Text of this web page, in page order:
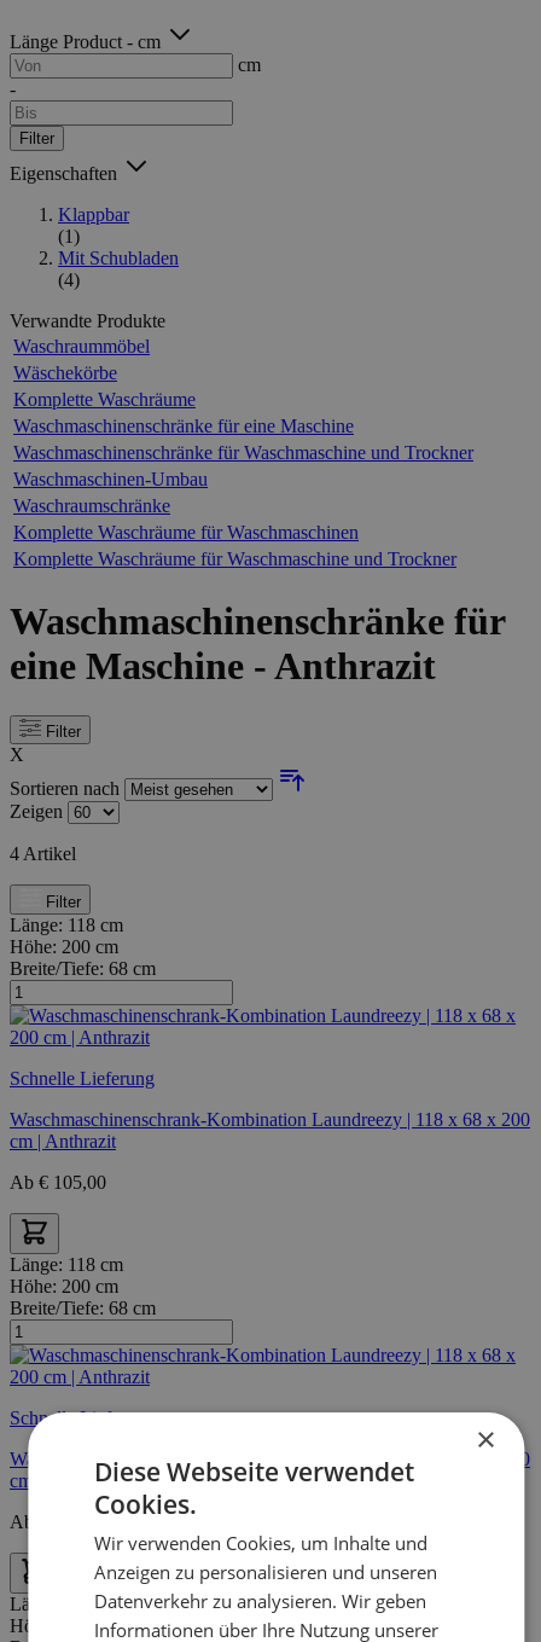
Länge Product - cm
cm
-
Filter
Eigenschaften
Klappbar
(1)
Mit Schubladen
(4)
Verwandte Produkte
Waschraummöbel
Wäschekörbe
Komplette Waschräume
Waschmaschinenschränke für eine Maschine
Waschmaschinenschränke für Waschmaschine und Trockner
Waschmaschinen-Umbau
Waschraumschränke
Komplette Waschräume für Waschmaschinen
Komplette Waschräume für Waschmaschine und Trockner
Waschmaschinenschränke für
eine Maschine - Anthrazit
Filter
X
Sortieren nach
Zeigen
4 Artikel
Filter
Länge: 118 cm
Höhe: 200 cm
Breite/Tiefe: 68 cm
Schnelle Lieferung
Waschmaschinenschrank-Kombination Laundreezy | 118 x 68 x 200
cm | Anthrazit
Ab € 105,00
Länge: 118 cm
Höhe: 200 cm
Breite/Tiefe: 68 cm
Schnelle Lieferung
Waschmaschinenschrank-Kombination Laundreezy | 118 x 68 x 200
cm | Anthrazit
Ab
Länge:
168 cm
Höhe:
200 cm
×
Diese Webseite verwendet
Cookies.
Wir verwenden Cookies, um Inhalte und
Anzeigen zu personalisieren und unseren
Datenverkehr zu analysieren. Wir geben
Informationen über Ihre Nutzung unserer